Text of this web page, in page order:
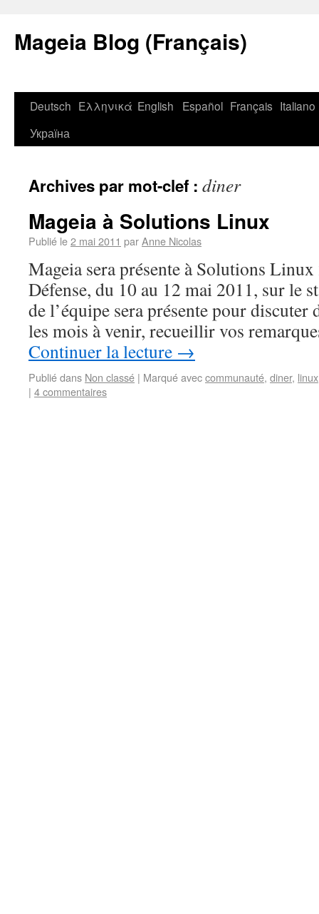
Mageia Blog (Français)
Deutsch Ελληνικά English Español Français Italiano
Україна
Archives par mot-clef : diner
Mageia à Solutions Linux
Publié le2 mai 2011 parAnne Nicolas
Mageia sera présente à Solutions
Défense, du 10 au 12 mai 2011, sur le
de l’équipe sera présente pour discuter
les mois à venir, recueillir vos
Continuer la lecture →
Publié dans Non classé | Marqué aveccommunauté, diner, linux
| 4 commentaires